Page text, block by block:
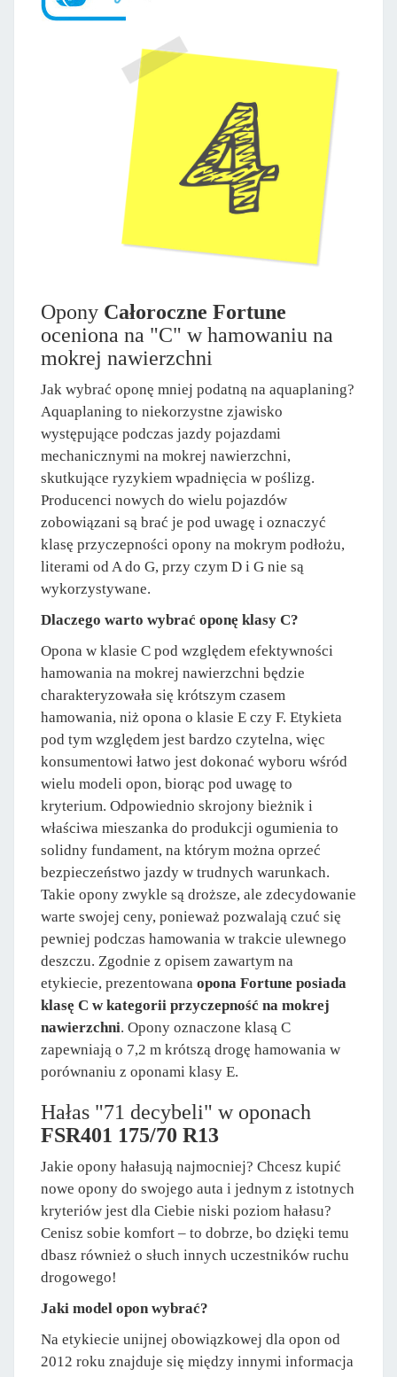
Opony Całoroczne Fortune
oceniona na "C" w hamowaniu na
mokrej nawierzchni
Jak wybrać oponę mniej podatną na aquaplaning?
Aquaplaning to niekorzystne zjawisko
występujące podczas jazdy pojazdami
mechanicznymi na mokrej nawierzchni,
skutkujące ryzykiem wpadnięcia w poślizg.
Producenci nowych do wielu pojazdów
zobowiązani są brać je pod uwagę i oznaczyć
klasę przyczepności opony na mokrym podłożu,
literami od A do G, przy czym D i G nie są
wykorzystywane.
Dlaczego warto wybrać oponę klasy C?
Opona w klasie C pod względem efektywności
hamowania na mokrej nawierzchni będzie
charakteryzowała się krótszym czasem
hamowania, niż opona o klasie E czy F. Etykieta
pod tym względem jest bardzo czytelna, więc
konsumentowi łatwo jest dokonać wyboru wśród
wielu modeli opon, biorąc pod uwagę to
kryterium. Odpowiednio skrojony bieżnik i
właściwa mieszanka do produkcji ogumienia to
solidny fundament, na którym można oprzeć
bezpieczeństwo jazdy w trudnych warunkach.
Takie opony zwykle są droższe, ale zdecydowanie
warte swojej ceny, ponieważ pozwalają czuć się
pewniej podczas hamowania w trakcie ulewnego
deszczu. Zgodnie z opisem zawartym na
etykiecie, prezentowana opona Fortune posiada
klasę C w kategorii przyczepność na mokrej
nawierzchni. Opony oznaczone klasą C
zapewniają o 7,2 m krótszą drogę hamowania w
porównaniu z oponami klasy E.
Hałas "71 decybeli" w oponach
FSR401 175/70 R13
Jakie opony hałasują najmocniej? Chcesz kupić
nowe opony do swojego auta i jednym z istotnych
kryteriów jest dla Ciebie niski poziom hałasu?
Cenisz sobie komfort – to dobrze, bo dzięki temu
dbasz również o słuch innych uczestników ruchu
drogowego!
Jaki model opon wybrać?
Na etykiecie unijnej obowiązkowej dla opon od
2012 roku znajduje się między innymi informacja